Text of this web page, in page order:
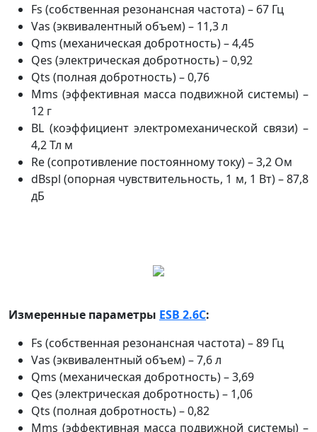
Fs (собственная резонансная частота) – 67 Гц
Vas (эквивалентный объем) – 11,3 л
Qms (механическая добротность) – 4,45
Qes (электрическая добротность) – 0,92
Qts (полная добротность) – 0,76
Mms (эффективная масса подвижной системы) –
12 г
BL (коэффициент электромеханической связи) –
4,2 Тл м
Re (сопротивление постоянному току) – 3,2 Ом
dBspl (опорная чувствительность, 1 м, 1 Вт) – 87,8
дБ
Измеренные параметры ESB 2.6С:
Fs (собственная резонансная частота) – 89 Гц
Vas (эквивалентный объем) – 7,6 л
Qms (механическая добротность) – 3,69
Qes (электрическая добротность) – 1,06
Qts (полная добротность) – 0,82
Mms (эффективная масса подвижной системы) –